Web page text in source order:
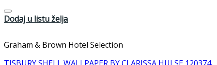
Dodaj u listu želja
Graham & Brown Hotel Selection